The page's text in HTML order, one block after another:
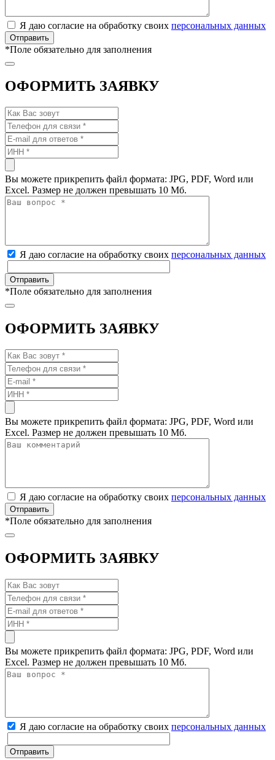
Я даю согласие на обработку своих персональных данных
*Поле обязательно для заполнения
ОФОРМИТЬ ЗАЯВКУ
Вы можете прикрепить файл формата: JPG, PDF, Word или
Excel. Размер не должен превышать 10 Мб.
Я даю согласие на обработку своих персональных данных
*Поле обязательно для заполнения
ОФОРМИТЬ ЗАЯВКУ
Вы можете прикрепить файл формата: JPG, PDF, Word или
Excel. Размер не должен превышать 10 Мб.
Я даю согласие на обработку своих персональных данных
*Поле обязательно для заполнения
ОФОРМИТЬ ЗАЯВКУ
Вы можете прикрепить файл формата: JPG, PDF, Word или
Excel. Размер не должен превышать 10 Мб.
Я даю согласие на обработку своих персональных данных